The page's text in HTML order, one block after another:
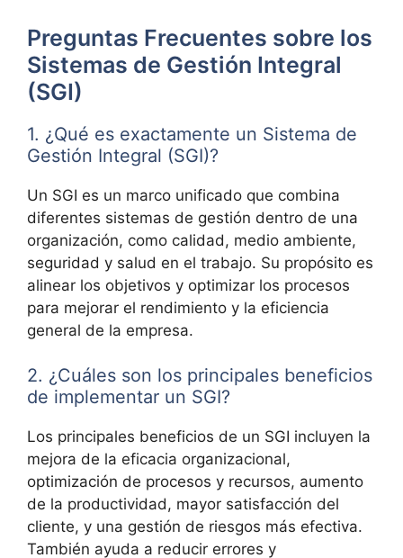
Preguntas Frecuentes sobre los
Sistemas de Gestión Integral
(SGI)
1. ¿Qué es exactamente un Sistema de
Gestión Integral (SGI)?
Un SGI es un marco unificado que combina
diferentes sistemas de gestión dentro de una
organización, como calidad, medio ambiente,
seguridad y salud en el trabajo. Su propósito es
alinear los objetivos y optimizar los procesos
para mejorar el rendimiento y la eficiencia
general de la empresa.
2. ¿Cuáles son los principales beneficios
de implementar un SGI?
Los principales beneficios de un SGI incluyen la
mejora de la eficacia organizacional,
optimización de procesos y recursos, aumento
de la productividad, mayor satisfacción del
cliente, y una gestión de riesgos más efectiva.
También ayuda a reducir errores y